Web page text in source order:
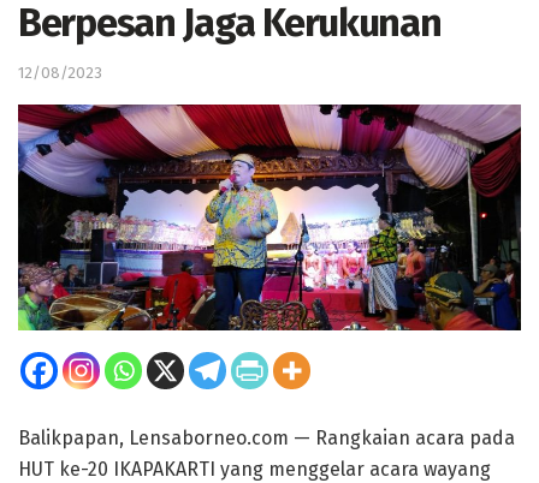
Berpesan Jaga Kerukunan
12/08/2023
Balikpapan, Lensaborneo.com — Rangkaian acara pada
HUT ke-20 IKAPAKARTI yang menggelar acara wayang